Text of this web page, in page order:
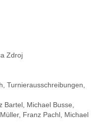
Zdroj
Turnierausschreibungen,
Bartel, Michael Busse,
Franz Pachl, Michael